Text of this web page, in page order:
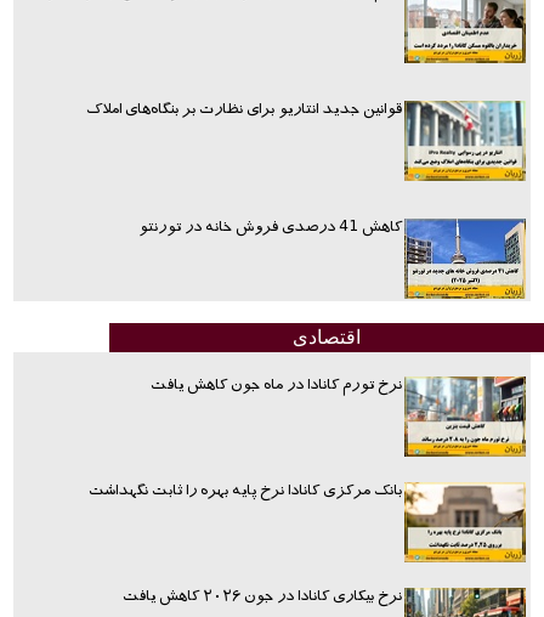
قوانین جدید انتاریو برای نظارت بر بنگاه‌های املاک
کاهش 41 درصدی فروش خانه در تورنتو
اقتصادی
نرخ تورم کانادا در ماه جون کاهش یافت
بانک مرکزی کانادا نرخ پایه بهره را ثابت نگهداشت
نرخ بیکاری کانادا در جون ۲۰۲۶ کاهش یافت